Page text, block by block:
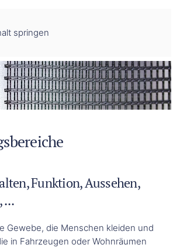
springen
Funktion, Aussehen,
...
Gewebe, die Menschen kleiden und
in Fahrzeugen oder Wohnräumen